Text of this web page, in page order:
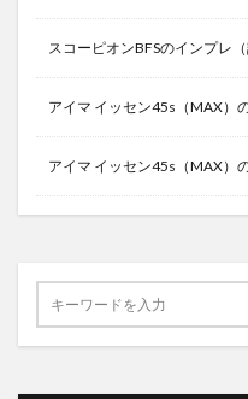
スコーピオンBFSのインプレ（
アイマ イッセン45s（MAX）
アイマ イッセン45s（MAX）